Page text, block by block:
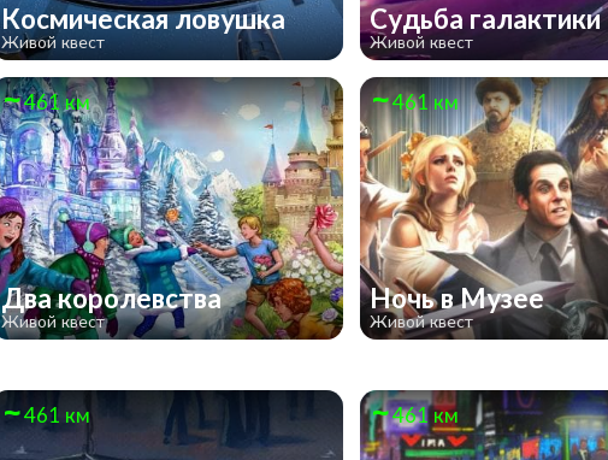
Космическая ловушка
Живой квест
Судьба галактики
Живой квест
461 км
Два королевства
Живой квест
461 км
Ночь в Музее
Живой квест
461 км 461 км